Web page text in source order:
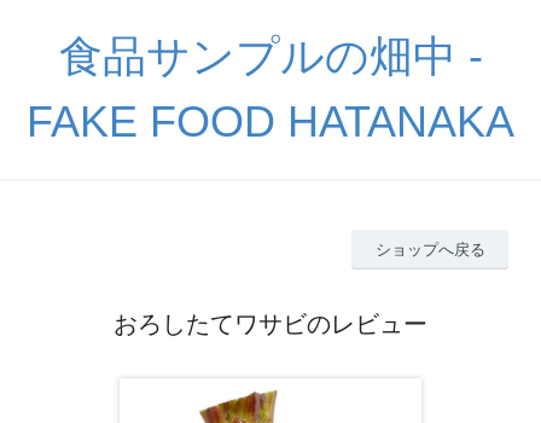
食品サンプルの畑中 -
FAKE FOOD HATANAKA
ショップへ戻る
おろしたてワサビのレビュー